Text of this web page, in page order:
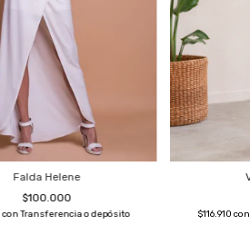
Falda Helene
$100.000
con Transferencia o depósito
$116.910con